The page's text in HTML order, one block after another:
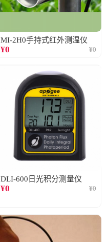
MI-2H0手持式红外测温仪
¥0 ¥0
DLI-600日光积分测量仪
¥0 ¥0